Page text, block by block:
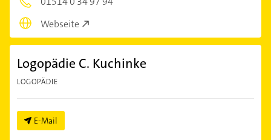
Webseite
Logopädie C. Kuchinke
LOGOPÄDIE
E-Mail